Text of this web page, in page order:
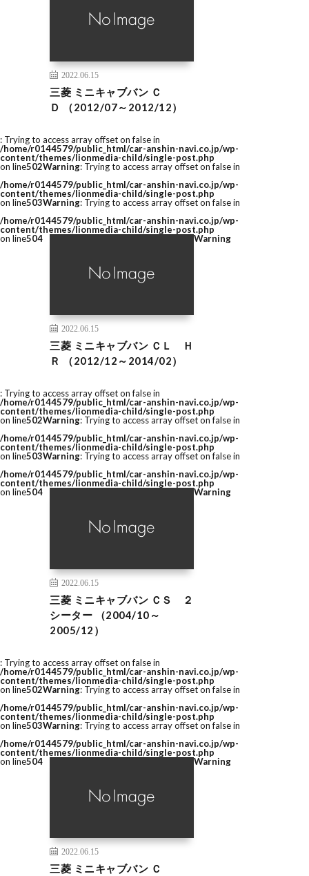
2022.06.15
三菱 ミニキャブバン Ｃ
Ｄ （2012/07～2012/12）
: Trying to access array offset on false in
/home/r0144579/public_html/car-anshin-navi.co.jp/wp-
content/themes/lionmedia-child/single-post.php
on line502Warning: Trying to access array offset on false in
/home/r0144579/public_html/car-anshin-navi.co.jp/wp-
content/themes/lionmedia-child/single-post.php
on line503Warning: Trying to access array offset on false in
/home/r0144579/public_html/car-anshin-navi.co.jp/wp-
content/themes/lionmedia-child/single-post.php
on line504
2022.06.15
三菱 ミニキャブバン ＣＬ Ｈ
Ｒ （2012/12～2014/02）
Warning
: Trying to access array offset on false in
/home/r0144579/public_html/car-anshin-navi.co.jp/wp-
content/themes/lionmedia-child/single-post.php
on line502Warning: Trying to access array offset on false in
/home/r0144579/public_html/car-anshin-navi.co.jp/wp-
content/themes/lionmedia-child/single-post.php
on line503Warning: Trying to access array offset on false in
/home/r0144579/public_html/car-anshin-navi.co.jp/wp-
content/themes/lionmedia-child/single-post.php
on line504
2022.06.15
三菱 ミニキャブバン ＣＳ ２
シーター （2004/10～
2005/12）
Warning
: Trying to access array offset on false in
/home/r0144579/public_html/car-anshin-navi.co.jp/wp-
content/themes/lionmedia-child/single-post.php
on line502Warning: Trying to access array offset on false in
/home/r0144579/public_html/car-anshin-navi.co.jp/wp-
content/themes/lionmedia-child/single-post.php
on line503Warning: Trying to access array offset on false in
/home/r0144579/public_html/car-anshin-navi.co.jp/wp-
content/themes/lionmedia-child/single-post.php
on line504
2022.06.15
三菱 ミニキャブバン Ｃ
Warning